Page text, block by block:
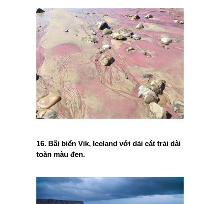
16. Bãi biển Vik, Iceland với dải cát trải dài
toàn màu đen.